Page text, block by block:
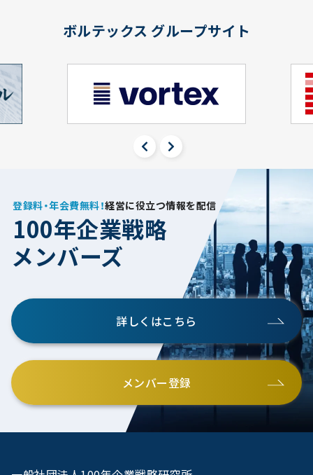
ボルテックス グループサイト
登録料・年会費無料！経営に役立つ情報を配信
100年企業戦略
メンバーズ
詳しくはこちら
メンバー登録